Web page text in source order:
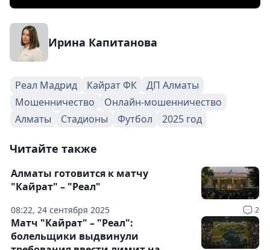
Ирина Капитанова
Реал Мадрид Кайрат ФК
ДП Алматы
Мошенничество
Онлайн-мошенничество
Алматы
Стадионы Футбол 2025 год
Читайте также
08:22, 24 сентября 2025 2
Алматы готовится к матчу
"Кайрат" – "Реал"
Матч "Кайрат" – "Реал":
болельщики выдвинули